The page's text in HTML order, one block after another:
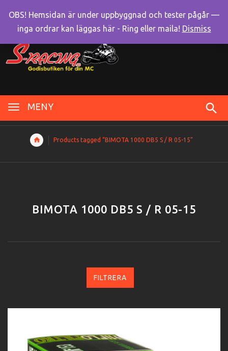
MENY
Products tagged “BIMOTA 1000 DB5 S / R 05-15”
BIMOTA 1000 DB5 S / R 05-15
FILTRERA
OBS! Hemsidan är under uppbyggnad och tester pågår —
inga ordrar kan läggas här - Ring eller maila! Dismiss